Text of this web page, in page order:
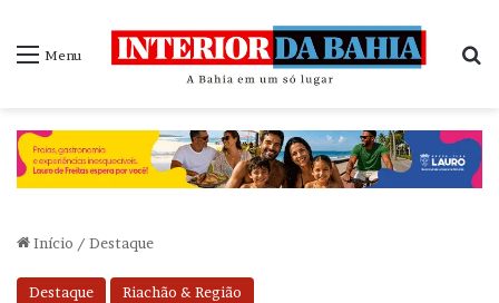
Menu
Início / Destaque
Destaque Riachão & Região